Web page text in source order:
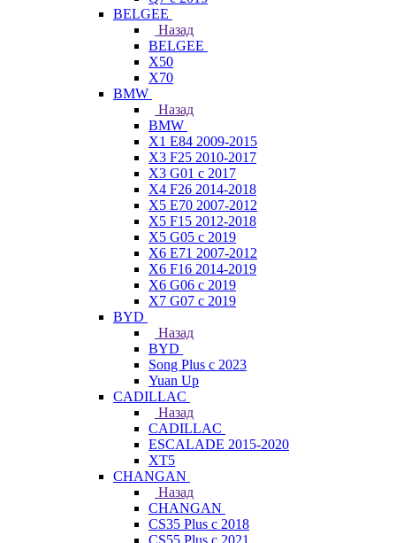
BELGEE
Назад
BELGEE
X50
X70
BMW
Назад
BMW
X1 E84 2009-2015
X3 F25 2010-2017
X3 G01 с 2017
X4 F26 2014-2018
X5 E70 2007-2012
X5 F15 2012-2018
X5 G05 с 2019
X6 E71 2007-2012
X6 F16 2014-2019
X6 G06 с 2019
X7 G07 с 2019
BYD
Назад
BYD
Song Plus с 2023
Yuan Up
CADILLAC
Назад
CADILLAC
ESСALADE 2015-2020
XT5
CHANGAN
Назад
CHANGAN
CS35 Plus с 2018
CS55 Plus с 2021